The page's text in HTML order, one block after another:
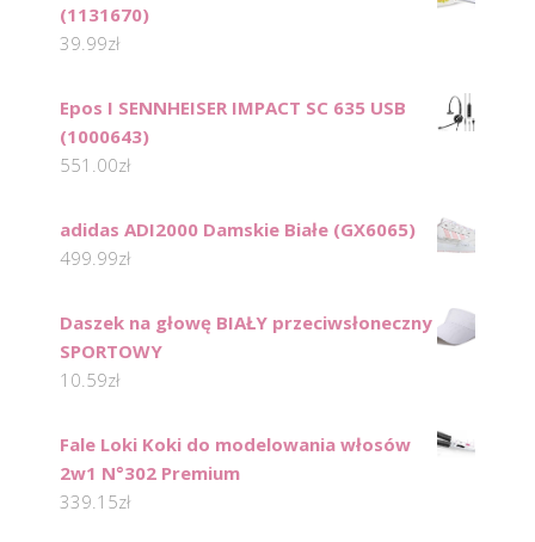
(1131670)
39.99zł
Epos I SENNHEISER IMPACT SC 635 USB
(1000643)
551.00zł
adidas ADI2000 Damskie Białe (GX6065)
499.99zł
Daszek na głowę BIAŁY przeciwsłoneczny
SPORTOWY
10.59zł
Fale Loki Koki do modelowania włosów
2w1 N°302 Premium
339.15zł